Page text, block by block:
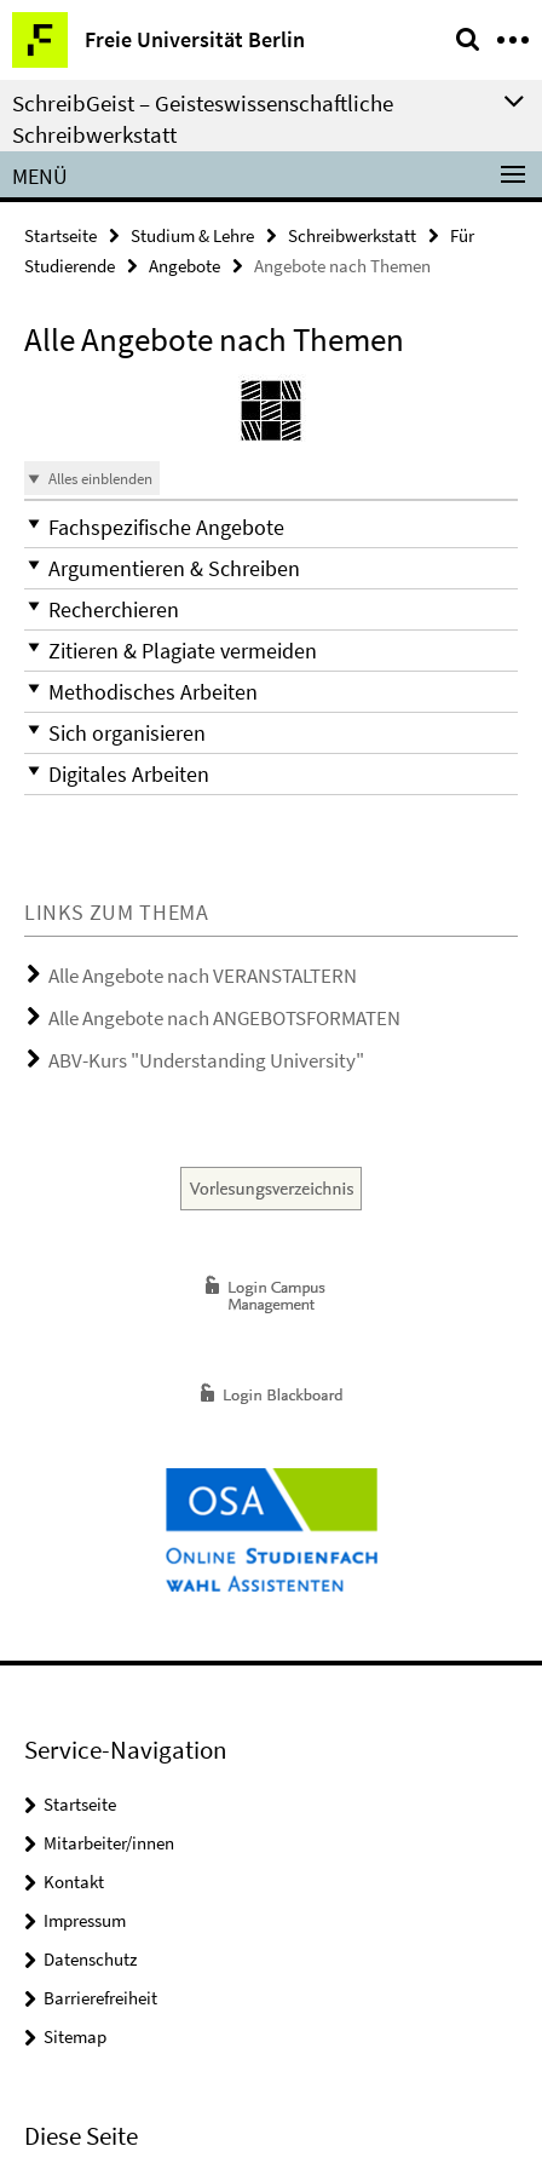
Springe
direkt
zu
Inhalt
Freie Universität Berlin
Service-
Navigation
SchreibGeist – Geisteswissenschaftliche
Schreibwerkstatt
MENÜ
Startseite Studium & Lehre Schreibwerkstatt
Für
Studierende
Angebote Angebote nach Themen
Alle Angebote nach Themen
Alles einblenden
Fachspezifische Angebote
Argumentieren & Schreiben
Recherchieren
Zitieren & Plagiate vermeiden
Methodisches Arbeiten
Sich organisieren
Digitales Arbeiten
LINKS ZUM THEMA
Alle Angebote nach VERANSTALTERN
Alle Angebote nach ANGEBOTSFORMATEN
ABV-Kurs "Understanding University"
Service-Navigation
Startseite
Mitarbeiter/innen
Kontakt
Impressum
Datenschutz
Barrierefreiheit
Sitemap
Diese Seite